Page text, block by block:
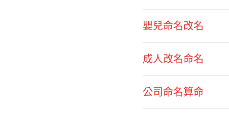
嬰兒命名改名
成人改名命名
公司命名算命